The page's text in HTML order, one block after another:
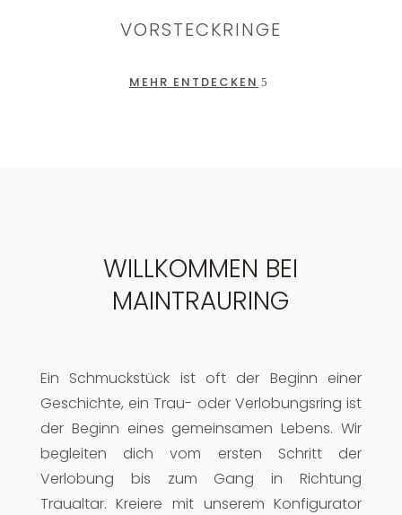
VORSTECKRINGE
MEHR ENTDECKEN
WILLKOMMEN BEI
MAINTRAURING
Ein Schmuckstück ist oft der Beginn einer
Geschichte, ein Trau- oder Verlobungsring ist
der Beginn eines gemeinsamen Lebens. Wir
begleiten dich vom ersten Schritt der
Verlobung bis zum Gang in Richtung
Traualtar. Kreiere mit unserem Konfigurator